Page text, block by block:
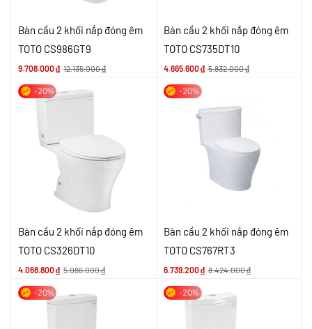
Bàn cầu 2 khối nắp đóng êm
TOTO CS986GT9
9.708.000₫ 12.135.000₫
Bàn cầu 2 khối nắp đóng êm
TOTO CS735DT10
4.665.600₫ 5.832.000₫
-20%
Bàn cầu 2 khối nắp đóng êm
TOTO CS326DT10
4.068.800₫ 5.086.000₫
-20%
Bàn cầu 2 khối nắp đóng êm
TOTO CS767RT3
6.739.200₫ 8.424.000₫
-20% -20%